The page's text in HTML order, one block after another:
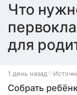
Что
для
1 день назад
Собрать